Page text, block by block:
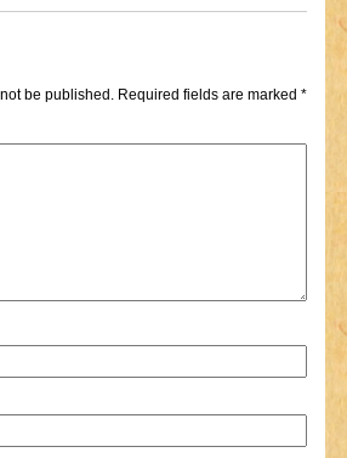
be published.Required fields are marked *